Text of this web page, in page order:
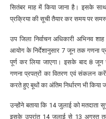
सितंबर माह में किया जाना है। इसके साथ
प्रक्रिया की सूची तैयार कर समय पर
उप जिला निर्वाचन अधिकारी अभिनव
आयोग के निर्देशानुसार 7 जून तक गणना
पूर्ण कर लिया जाएगा। इसके बाद 8
गणना प्रपत्रों का वितरण एवं संकलन
करते हुए बूथों का अंतिम निर्धारण भी किया
उन्होंने बताया कि 14 जुलाई को मतदाता
इसके उपरांत 14 जुलाई से 13 अगस्त तक